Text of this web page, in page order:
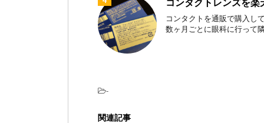
コンタクトレンズを楽
コンタクトを通販で購入し
数ヶ月ごとに眼科に行って
-
関連記事